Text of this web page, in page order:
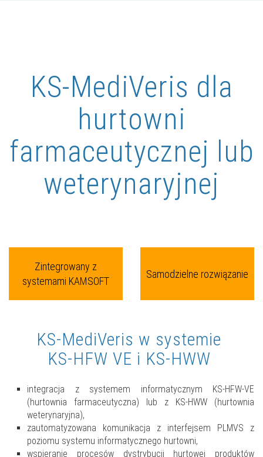
KS-MediVeris dla
hurtowni
farmaceutycznej lub
weterynaryjnej
Zintegrowany z
systemami KAMSOFT
Samodzielne rozwiązanie
KS-MediVeris w systemie
KS-HFW VE i KS-HWW
integracja z systemem informatycznym KS-HFW-VE
(hurtownia farmaceutyczna) lub z KS-HWW (hurtownia
weterynaryjna),
zautomatyzowana komunikacja z interfejsem PLMVS z
poziomu systemu informatycznego hurtowni,
wspieranie procesów dystrybucji hurtowej produktów